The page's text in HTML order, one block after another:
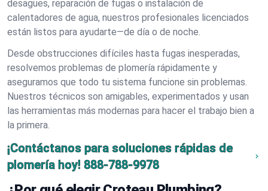
desagües, reparación de fugas o instalación de
calentadores de agua, nuestros profesionales licenciados
están listos para ayudarte—de día o de noche.
Desde obstrucciones difíciles hasta fugas inesperadas,
resolvemos problemas de plomería rápidamente y
aseguramos que todo tu sistema funcione sin problemas.
Nuestros técnicos son amigables, experimentados y usan
las herramientas más modernas para hacer el trabajo bien a
la primera.
¡Contáctanos para soluciones rápidas de
plomería hoy! 888-788-9978